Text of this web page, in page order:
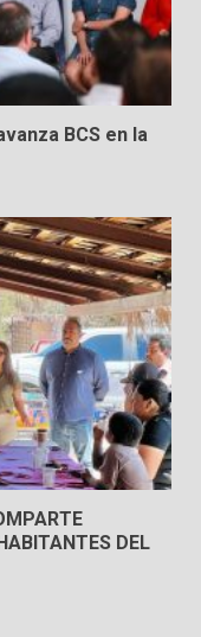
BCS en la
DEL